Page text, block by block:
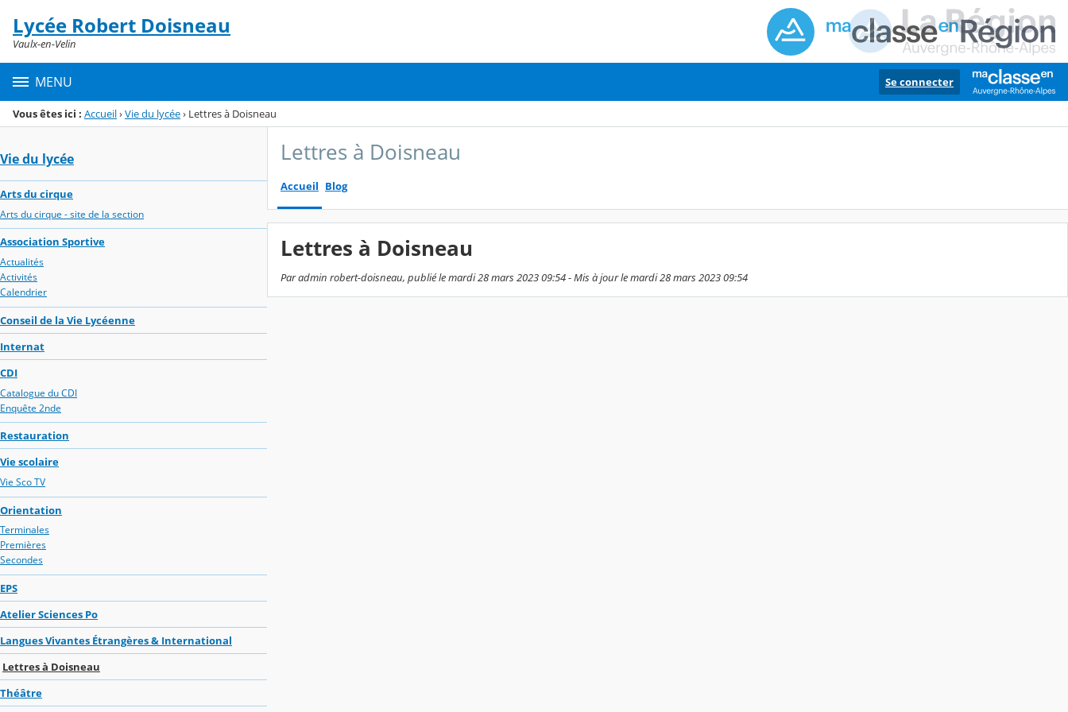
Menu de la rubrique
Contenu
Lycée Robert Doisneau
Vaulx-en-Velin
MENU Se connecter
Vous êtes ici : Accueil›Vie du lycée› Lettres à Doisneau
Vie du lycée
Arts du cirque
Arts du cirque - site de la section
Association Sportive
Actualités
Activités
Calendrier
Conseil de la Vie Lycéenne
Internat
CDI
Catalogue du CDI
Enquête 2nde
Restauration
Vie scolaire
Vie Sco TV
Orientation
Terminales
Premières
Secondes
EPS
Atelier Sciences Po
Langues Vivantes Étrangères & International
Lettres à Doisneau
Théâtre
Lettres à Doisneau
Accueil Blog
Lettres à Doisneau
Par admin robert-doisneau, publié le mardi 28 mars 2023 09:54 - Mis à jour le mardi 28 mars 2023 09:54